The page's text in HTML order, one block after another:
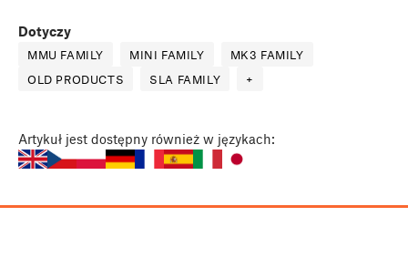
Dotyczy
MMU FAMILY MINI FAMILY
MK3 FAMILY
OLD PRODUCTS
SLA FAMILY +
Artykuł jest dostępny również w językach: